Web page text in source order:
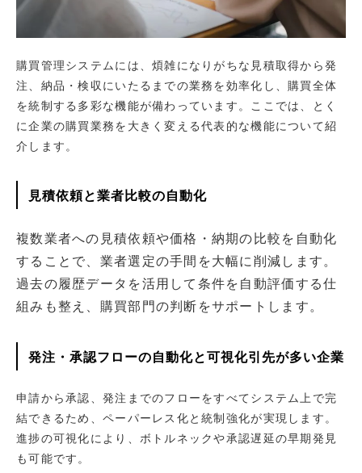
購買管理システムには、煩雑になりがちな見積取得から発
注、納品・検収にいたるまでの業務を効率化し、購買全体
を統制する多彩な機能が備わっています。ここでは、とく
に企業の購買業務を大きく変える代表的な機能について紹
介します。
見積依頼と業者比較の自動化
複数業者への見積依頼や価格・納期の比較を自動化
することで、業者選定の手間を大幅に削減します。
過去の履歴データを活用して条件を自動評価する仕
組みも整え、購買部門の判断をサポートします。
発注・承認フローの自動化と可視化引先が多い企業
申請から承認、発注までのフローをすべてシステム上で完
結できるため、ペーパーレス化と統制強化が実現します。
進捗の可視化により、ボトルネックや承認遅延の早期発見
も可能です。